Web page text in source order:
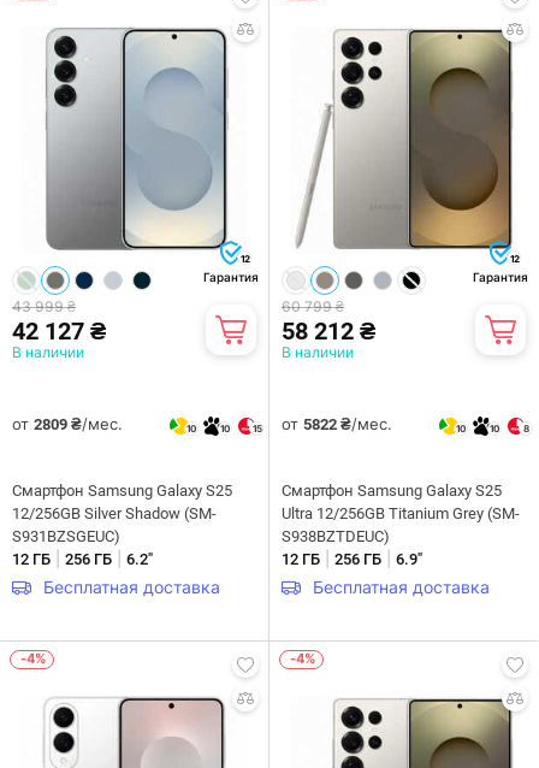
12
Гарантия
43 999 ₴
42 127 ₴
В наличии
от 2809 ₴/мес. 10 10 15
Смартфон Samsung Galaxy S25
12/256GB Silver Shadow (SM-
S931BZSGEUC)
12 ГБ
256 ГБ 6.2"
Бесплатная доставка
12
Гарантия
60 799 ₴
58 212 ₴
В наличии
от 5822 ₴/мес. 10 10 8
Смартфон Samsung Galaxy S25
Ultra 12/256GB Titanium Grey (SM-
S938BZTDEUC)
12 ГБ
256 ГБ 6.9"
Бесплатная доставка
-4% -4%